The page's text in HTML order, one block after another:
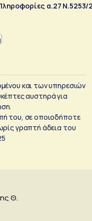
α.27 Ν.5253/
και των υπηρεσιών
αυστηρά για
του, σε οποιοδήποτε
γραπτή άδεια του
Θ.